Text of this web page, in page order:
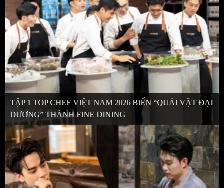
TẬP 1 TOP CHEF VIỆT NAM 2026 BIẾN “QUÁI VẬT ĐẠI
DƯƠNG” THÀNH FINE DINING